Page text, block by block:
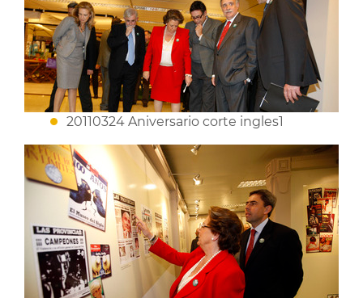
20110324 Aniversario corte ingles1